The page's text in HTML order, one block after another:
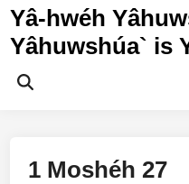
Ga
naar
inhoud
Yâ-hwéh
Yâhuwshúa` is
Zoeken
1 Moshéh 27